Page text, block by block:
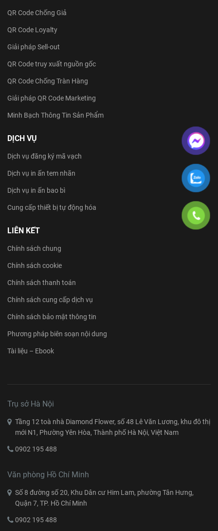
QR Code Chống Giả
QR Code Loyalty
Giải pháp Sell-out
QR Code truy xuất nguồn gốc
QR Code Chống Tràn Hàng
Giải pháp QR Code Marketing
Minh Bạch Thông Tin Sản Phẩm
DỊCH VỤ
Dịch vụ đăng ký mã vạch
Dịch vụ in ấn tem nhãn
Dịch vụ in ấn bao bì
Cung cấp thiết bị tự động hóa
LIÊN KẾT
Chính sách chung
Chính sách cookie
Chính sách thanh toán
Chính sách cung cấp dịch vụ
Chính sách bảo mật thông tin
Phương pháp biên soạn nội dung
Tài liệu – Ebook
Trụ sở Hà Nội
Tầng 12 toà nhà Diamond Flower, số 48 Lê Văn Lương, khu đô thị
mới N1, Phường Yên Hòa, Thành phố Hà Nội, Việt Nam
0902 195 488
Văn phòng Hồ Chí Minh
Số 8 đường số 20, Khu Dân cư Him Lam, phường Tân Hưng,
Quận 7, TP. Hồ Chí Minh
0902 195 488